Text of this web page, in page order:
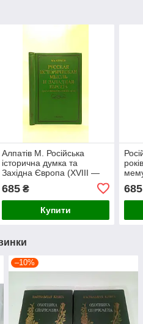
Алпатів М. Російська
історична думка та
Західна Європа (XVIII —
перша половина XIX ст.)
(б/у).
685₴
Купити
685
–10%